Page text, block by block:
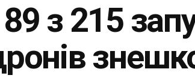
з 215